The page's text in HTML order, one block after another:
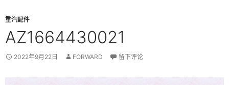
重汽配件
AZ1664430021
2022年9月22日 FORWARD 留下评论